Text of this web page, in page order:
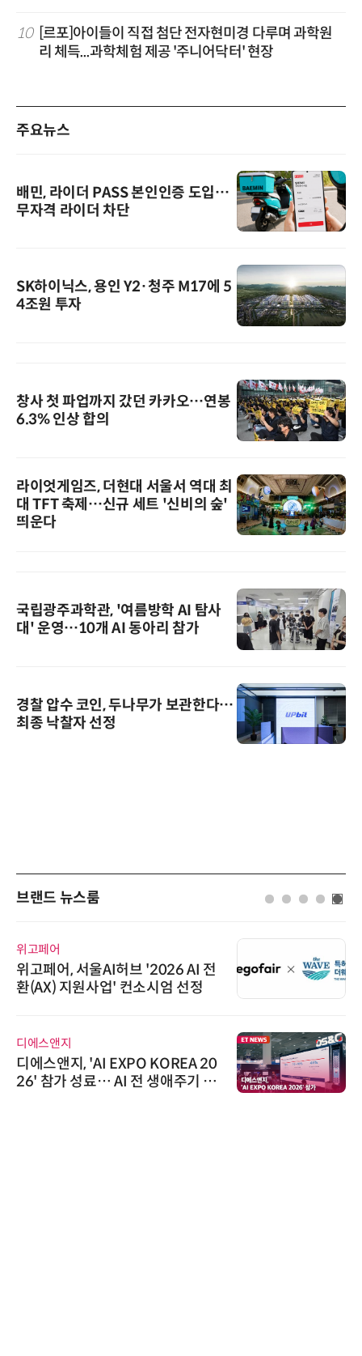
10
[르포]아이들이 직접 첨단 전자현미경 다루며 과학원
리 체득...과학체험 제공 '주니어닥터' 현장
주요뉴스
배민, 라이더 PASS 본인인증 도입…
무자격 라이더 차단
SK하이닉스, 용인 Y2·청주 M17에 5
4조원 투자
창사 첫 파업까지 갔던 카카오…연봉
6.3% 인상 합의
라이엇게임즈, 더현대 서울서 역대 최
대 TFT 축제…신규 세트 '신비의 숲'
띄운다
국립광주과학관, '여름방학 AI 탐사
대' 운영…10개 AI 동아리 참가
경찰 압수 코인, 두나무가 보관한다…
최종 낙찰자 선정
브랜드 뉴스룸
위고페어
위고페어, 서울AI허브 '2026 AI 전
환(AX) 지원사업' 컨소시엄 선정
디에스앤지
디에스앤지, 'AI EXPO KOREA 20
26' 참가 성료… AI 전 생애주기 아